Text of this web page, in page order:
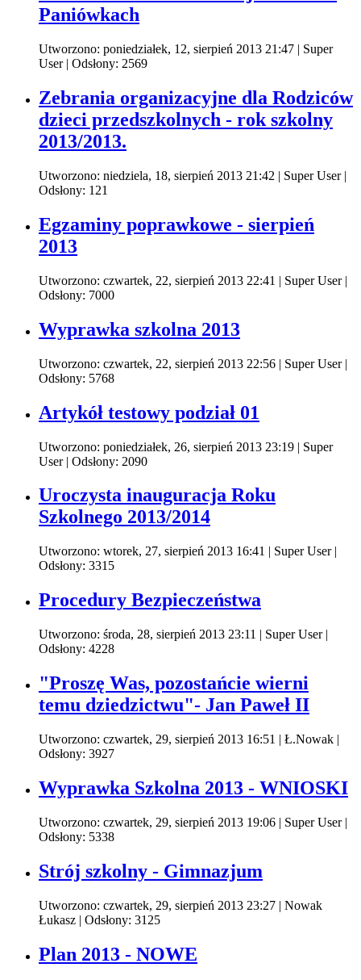
Paniówkach
Utworzono: poniedziałek, 12, sierpień 2013 21:47 | Super
User| Odsłony: 2569
Zebrania organizacyjne dla Rodziców
dzieci przedszkolnych - rok szkolny
2013/2013.
Utworzono: niedziela, 18, sierpień 2013 21:42 | Super User|
Odsłony: 121
Egzaminy poprawkowe - sierpień
2013
Utworzono: czwartek, 22, sierpień 2013 22:41 | Super User|
Odsłony: 7000
Wyprawka szkolna 2013
Utworzono: czwartek, 22, sierpień 2013 22:56 | Super User|
Odsłony: 5768
Artykół testowy podział 01
Utworzono: poniedziałek, 26, sierpień 2013 23:19 | Super
User| Odsłony: 2090
Uroczysta inauguracja Roku
Szkolnego 2013/2014
Utworzono: wtorek, 27, sierpień 2013 16:41 | Super User|
Odsłony: 3315
Procedury Bezpieczeństwa
Utworzono: środa, 28, sierpień 2013 23:11 | Super User|
Odsłony: 4228
"Proszę Was, pozostańcie wierni
temu dziedzictwu"- Jan Paweł II
Utworzono: czwartek, 29, sierpień 2013 16:51 | Ł.Nowak |
Odsłony: 3927
Wyprawka Szkolna 2013 - WNIOSKI
Utworzono: czwartek, 29, sierpień 2013 19:06 | Super User|
Odsłony: 5338
Strój szkolny - Gimnazjum
Utworzono: czwartek, 29, sierpień 2013 23:27 | Nowak
Łukasz | Odsłony: 3125
Plan 2013 - NOWE